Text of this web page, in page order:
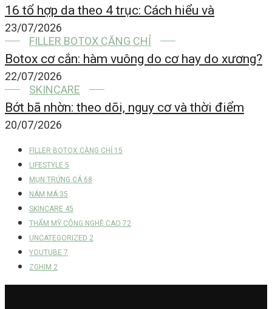
16 tổ hợp da theo 4 trục: Cách hiểu và
23/07/2026
FILLER BOTOX CĂNG CHỈ
Botox cơ cắn: hàm vuông do cơ hay do xương?
22/07/2026
SKINCARE
Bớt bã nhờn: theo dõi, nguy cơ và thời điểm
20/07/2026
FILLER BOTOX CĂNG CHỈ 15
LIFESTYLE 5
MỤN TRỨNG CÁ 68
NÁM MÁ 35
SKINCARE 45
THẨM MỸ CÔNG NGHỆ CAO 72
UNCATEGORIZED 2
YOUTUBE 7
ZGHIM 2